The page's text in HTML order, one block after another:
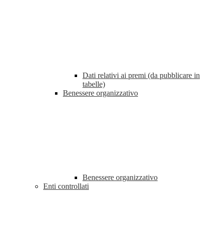
Dati relativi ai premi (da pubblicare in
tabelle)
Benessere organizzativo
Benessere organizzativo
Enti controllati